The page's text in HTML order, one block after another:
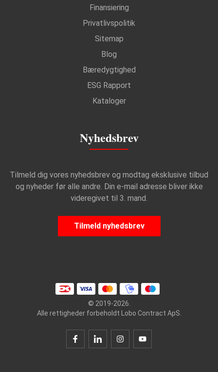
Finansiering
Privatlivspolitik
Sitemap
Blog
Bæredygtighed
ESG Rapport
Kataloger
Nyhedsbrev
Tilmeld dig vores nyhedsbrev og modtag eksklusive tilbud
og nyheder før alle andre. Din e-mail adresse bliver ikke
videregivet til 3. mand.
Tilmeld nyhedsbrev
© 2019-2026.
Alle rettigheder forbeholdt Lobo Contract ApS.